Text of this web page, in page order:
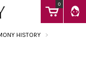
0
HISTORY